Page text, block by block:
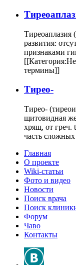
Тиреоаплазия
развития:
признаками
термины]]
Тирео-
Тирео-
щитовидная
хрящ, от греч.
часть
Главная
О проекте
Wiki-статьи
Фото и видео
Новости
Поиск врача
Поиск
Форум
Чаво
Контакты